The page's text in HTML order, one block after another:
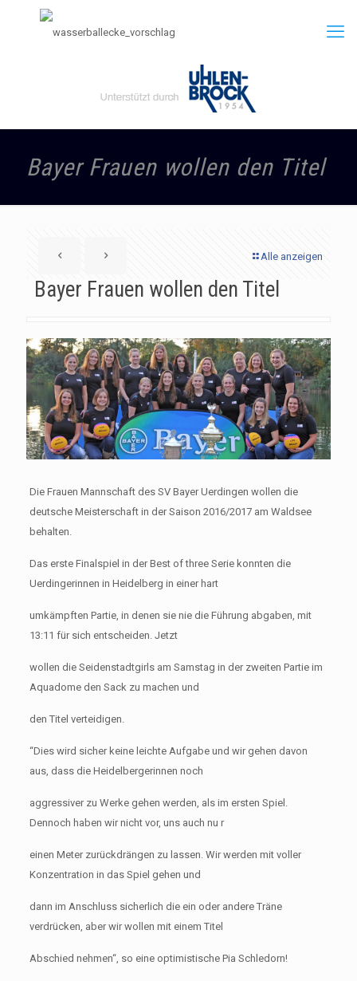
Bayer Frauen wollen den Titel
Alle anzeigen
Bayer Frauen wollen den Titel
Die Frauen Mannschaft des SV Bayer Uerdingen wollen die
deutsche Meisterschaft in der Saison 2016/2017 am Waldsee
behalten.
Das erste Finalspiel in der Best of three Serie konnten die
Uerdingerinnen in Heidelberg in einer hart
umkämpften Partie, in denen sie nie die Führung abgaben, mit
13:11 für sich entscheiden. Jetzt
wollen die Seidenstadtgirls am Samstag in der zweiten Partie im
Aquadome den Sack zu machen und
den Titel verteidigen.
“Dies wird sicher keine leichte Aufgabe und wir gehen davon
aus, dass die Heidelbergerinnen noch
aggressiver zu Werke gehen werden, als im ersten Spiel.
Dennoch haben wir nicht vor, uns auch nu r
einen Meter zurückdrängen zu lassen. Wir werden mit voller
Konzentration in das Spiel gehen und
dann im Anschluss sicherlich die ein oder andere Träne
verdrücken, aber wir wollen mit einem Titel
Abschied nehmen“, so eine optimistische Pia Schledorn!